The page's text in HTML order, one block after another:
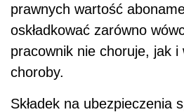
prawnych wartość
oskładkować zarówno
pracownik nie choruje, jak i
choroby.
Składek na ubezpieczenia